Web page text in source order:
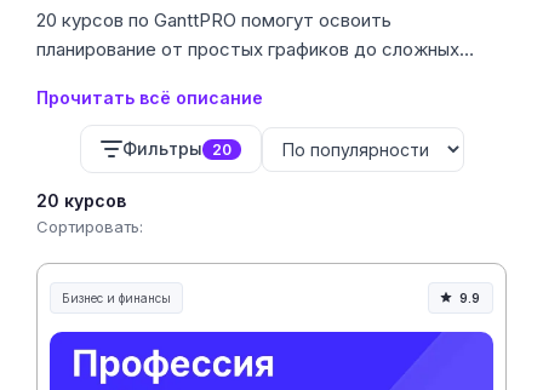
20 курсов по GanttPRO помогут освоить
планирование от простых графиков до сложных
школ с ценами от бесплатных уроков до
профессиональных программ за 700 000 ₽.
Прочитать всё описание
Фильтры 20
20 курсов
Сортировать:
Бизнес и финансы 9.9